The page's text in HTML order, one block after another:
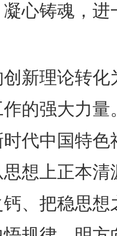
凝心铸魂，
理论转化
的强大力
代中国特
想上正本
、把稳思